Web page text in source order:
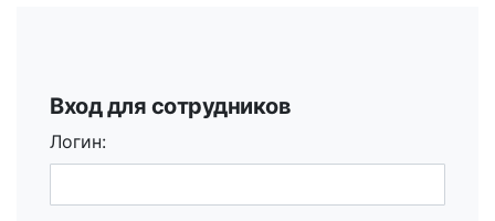
Вход для сотрудников
Логин: